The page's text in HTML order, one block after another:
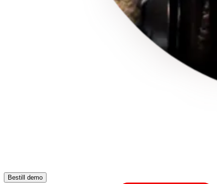
Bestill demo